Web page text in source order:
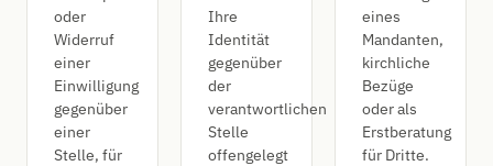
oder
Widerruf
einer
Einwilligung
gegenüber
einer
Stelle, für
Ihre
Identität
gegenüber
der
verantwortlichen
Stelle
offengelegt
eines
Mandanten,
kirchliche
Bezüge
oder als
Erstberatung
für Dritte.